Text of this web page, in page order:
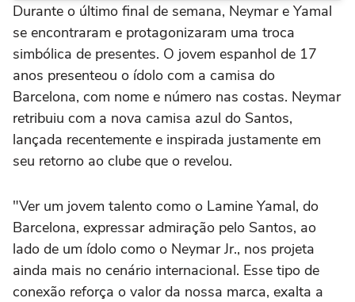
Durante o último final de semana, Neymar e Yamal
se encontraram e protagonizaram uma troca
simbólica de presentes. O jovem espanhol de 17
anos presenteou o ídolo com a camisa do
Barcelona, com nome e número nas costas. Neymar
retribuiu com a nova camisa azul do Santos,
lançada recentemente e inspirada justamente em
seu retorno ao clube que o revelou.
"Ver um jovem talento como o Lamine Yamal, do
Barcelona, expressar admiração pelo Santos, ao
lado de um ídolo como o Neymar Jr., nos projeta
ainda mais no cenário internacional. Esse tipo de
conexão reforça o valor da nossa marca, exalta a